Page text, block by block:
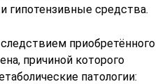
гипотензивные средства.
приобретённого
причиной которого
патологии: